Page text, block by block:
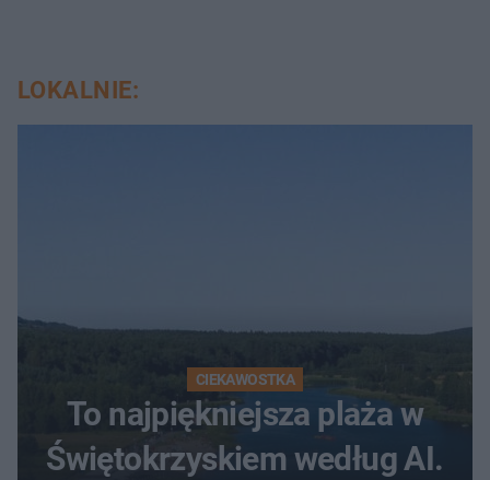
LOKALNIE:
CIEKAWOSTKA
To najpiękniejsza plaża w
Świętokrzyskiem według AI.